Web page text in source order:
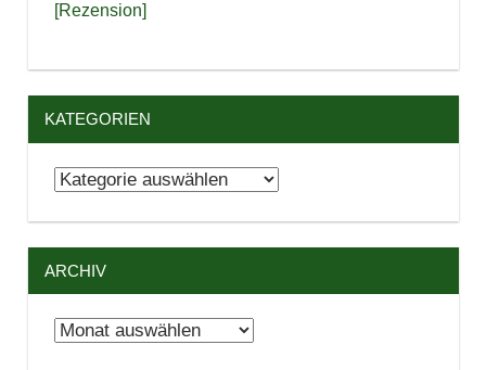
[Rezension]
KATEGORIEN
Kategorien
ARCHIV
Archiv